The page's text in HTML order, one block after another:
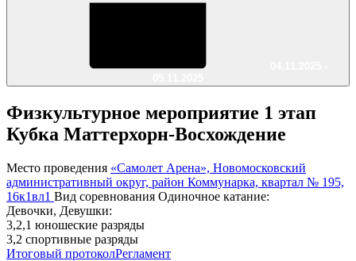
Физкультурное мероприятие 1 этап
Кубка Маттерхорн-Восхождение
Место проведения «Самолет Арена», Новомосковский
административный округ, район Коммунарка, квартал № 195,
16к1вл1 Вид соревнования Одиночное катание:
Девочки, Девушки:
3,2,1 юношеские разряды
3,2 спортивные разряды
Итоговый протоколРегламент